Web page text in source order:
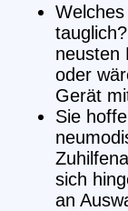
neusten
oder
Gerät
Sie
sich
an